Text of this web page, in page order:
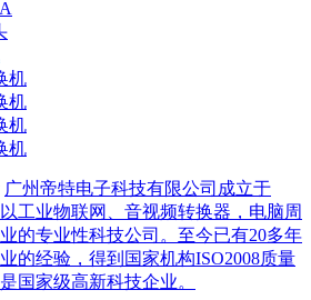
机
机
机
机
广州帝特电子科技有限公司成立于
工业物联网、音视频转换器，电脑周
的专业性科技公司。至今已有20多年
的经验，得到国家机构ISO2008质量
国家级高新科技企业。